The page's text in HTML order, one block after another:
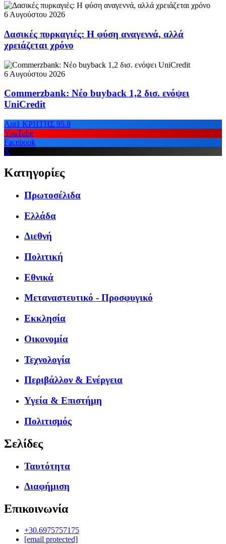
6 Αυγούστου 2026
Δασικές πυρκαγιές: Η φύση αναγεννά, αλλά
χρειάζεται χρόνο
6 Αυγούστου 2026
Commerzbank: Νέο buyback 1,2 δισ. ενόψει
UniCredit
Ant1 ΚΡΗΤΗΣ 95.8
YouTube
Facebook
X
Κατηγορίες
Πρωτοσέλιδα
Ελλάδα
Διεθνή
Πολιτική
Εθνικά
Μεταναστευτικό - Προσφυγικό
Εκκλησία
Οικονομία
Τεχνολογία
Περιβάλλον & Ενέργεια
Υγεία & Επιστήμη
Πολιτισμός
Σελίδες
Ταυτότητα
Διαφήμιση
Επικοινωνία
+30.6975757175
[email protected]